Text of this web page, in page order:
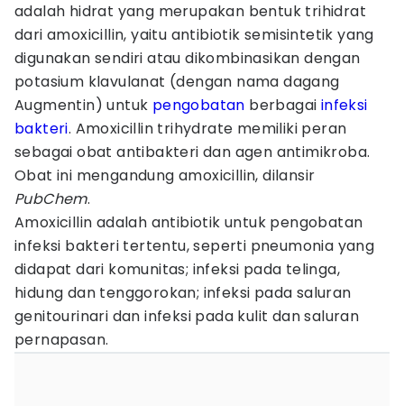
adalah hidrat yang merupakan bentuk trihidrat
dari amoxicillin, yaitu antibiotik semisintetik yang
digunakan sendiri atau dikombinasikan dengan
potasium klavulanat (dengan nama dagang
Augmentin) untuk pengobatan berbagai infeksi
bakteri. Amoxicillin trihydrate memiliki peran
sebagai obat antibakteri dan agen antimikroba.
Obat ini mengandung amoxicillin, dilansir
PubChem.
Amoxicillin adalah antibiotik untuk pengobatan
infeksi bakteri tertentu, seperti pneumonia yang
didapat dari komunitas; infeksi pada telinga,
hidung dan tenggorokan; infeksi pada saluran
genitourinari dan infeksi pada kulit dan saluran
pernapasan.